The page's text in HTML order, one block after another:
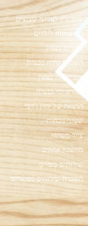
עורך דין לענייני קיבוצים
חוג mma לילדים
רייזרים בצפון
השכרת סירה בכנרת
אטרקציות בצפון
ספורט ימי בכנרת
הרצאה של ירדן ג'רבי
שעוני נוכחות
ציוד משרדי
מחשבון אחוזים
שירותים כימיים
השכרת שירותים מפוארים